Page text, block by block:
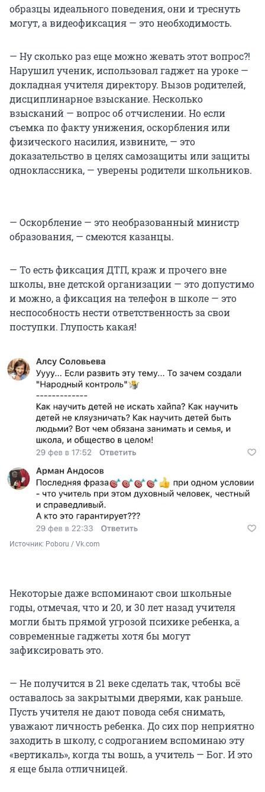
образцы идеального поведения, они и треснуть
могут, а видеофиксация — это необходимость.
— Ну сколько раз еще можно жевать этот вопрос?!
Нарушил ученик, использовал гаджет на уроке —
докладная учителя директору. Вызов родителей,
дисциплинарное взыскание. Несколько
взысканий — вопрос об отчислении. Но если
съемка по факту унижения, оскорбления или
физического насилия, извините, — это
доказательство в целях самозащиты или защиты
одноклассника, — уверены родители школьников.
— Оскорбление — это необразованный министр
образования, — смеются казанцы.
— То есть фиксация ДТП, краж и прочего вне
школы, вне детской организации — это допустимо
и можно, а фиксация на телефон в школе — это
неспособность нести ответственность за свои
поступки. Глупость какая!
Источник: Poboru / Vk.com
Некоторые даже вспоминают свои школьные
годы, отмечая, что и 20, и 30 лет назад учителя
могли быть прямой угрозой психике ребенка, а
современные гаджеты хотя бы могут
зафиксировать это.
— Не получится в 21 веке сделать так, чтобы всё
оставалось за закрытыми дверями, как раньше.
Пусть учителя не дают повода себя снимать,
уважают личность ребенка. До сих пор неприятно
заходить в школу, с содроганием вспоминаю эту
«вертикаль», когда ты вошь, а учитель — Бог. И это
я еще была отличницей.